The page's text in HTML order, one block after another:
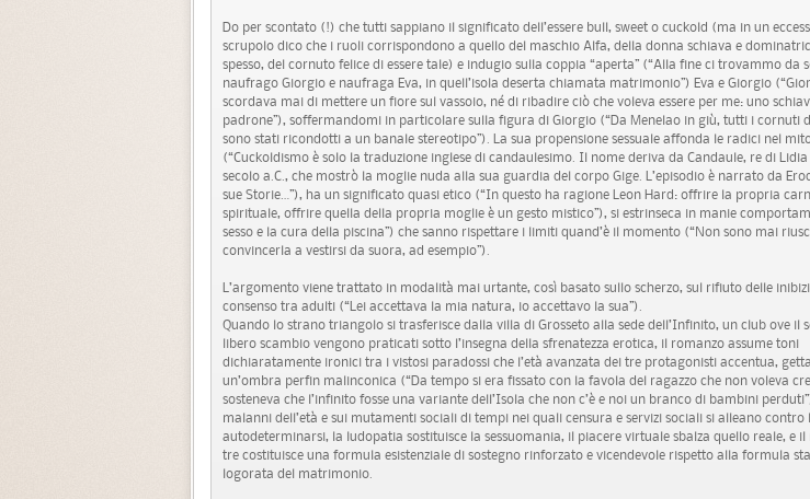
Do per scontato (!) che tutti sappiano il significato dell’essere bull, sweet o cuckold (ma in un
scrupolo dico che i ruoli corrispondono a quello del maschio Alfa, della donna schiava e
spesso, del cornuto felice di essere tale) e indugio sulla coppia “aperta” (“Alla fine ci trovammo da
naufrago Giorgio e naufraga Eva, in quell’isola deserta chiamata matrimonio”) Eva e Giorgio
scordava mai di mettere un fiore sul vassoio, né di ribadire ciò che voleva essere per me: uno
padrone”), soffermandomi in particolare sulla figura di Giorgio (“Da Menelao in giù, tutti i cornuti
sono stati ricondotti a un banale stereotipo”). La sua propensione sessuale affonda le radici nel
(“Cuckoldismo è solo la traduzione inglese di candaulesimo. Il nome deriva da Candaule, re di
secolo a.C., che mostrò la moglie nuda alla sua guardia del corpo Gige. L’episodio è narrato da
sue Storie…”), ha un significato quasi etico (“In questo ha ragione Leon Hard: offrire la propria
spirituale, offrire quella della propria moglie è un gesto mistico”), si estrinseca in manie
sesso e la cura della piscina”) che sanno rispettare i limiti quand’è il momento (“Non sono mai
convincerla a vestirsi da suora, ad esempio”).
L’argomento viene trattato in modalità mai urtante, così basato sullo scherzo, sul rifiuto delle
consenso tra adulti (“Lei accettava la mia natura, io accettavo la sua”).
Quando lo strano triangolo si trasferisce dalla villa di Grosseto alla sede dell’Infinito, un club ove il
libero scambio vengono praticati sotto l’insegna della sfrenatezza erotica, il romanzo assume toni
dichiaratamente ironici tra i vistosi paradossi che l’età avanzata dei tre protagonisti accentua,
un’ombra perfin malinconica (“Da tempo si era fissato con la favola del ragazzo che non voleva
sosteneva che l’infinito fosse una variante dell’Isola che non c’è e noi un branco di bambini
malanni dell’età e sui mutamenti sociali di tempi nei quali censura e servizi sociali si alleano
autodeterminarsi, la ludopatia sostituisce la sessuomania, il piacere virtuale sbalza quello reale, e
tre costituisce una formula esistenziale di sostegno rinforzato e vicendevole rispetto alla formula
logorata del matrimonio.